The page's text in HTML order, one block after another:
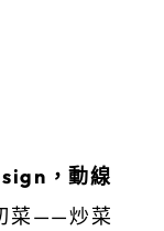
，動線
菜——炒菜